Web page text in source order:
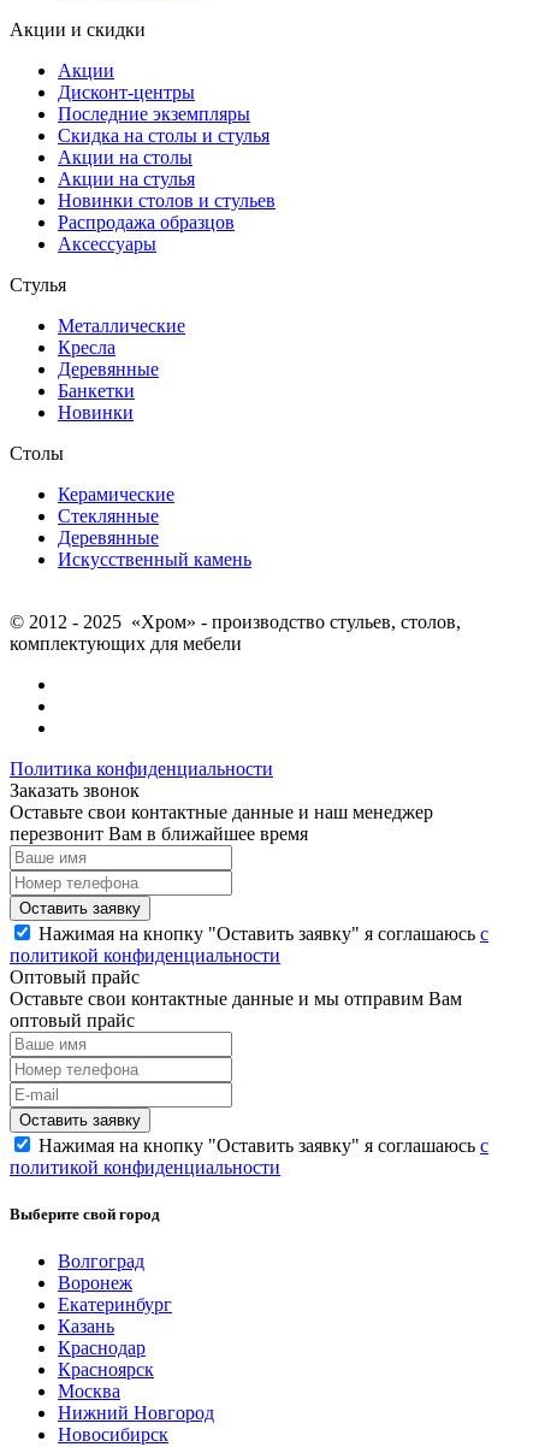
Акции и скидки
Акции
Дисконт-центры
Последние экземпляры
Скидка на столы и стулья
Акции на столы
Акции на стулья
Новинки столов и стульев
Распродажа образцов
Аксессуары
Стулья
Металлические
Кресла
Деревянные
Банкетки
Новинки
Столы
Керамические
Стеклянные
Деревянные
Искусственный камень
© 2012 - 2025 «Хром» - производство стульев, столов,
комплектующих для мебели
Политика конфиденциальности
Заказать звонок
Оставьте свои контактные данные и наш менеджер
перезвонит Вам в ближайшее время
Нажимая на кнопку "Оставить заявку" я соглашаюсь с
политикой конфиденциальности
Оптовый прайс
Оставьте свои контактные данные и мы отправим Вам
оптовый прайс
Нажимая на кнопку "Оставить заявку" я соглашаюсь с
политикой конфиденциальности
Выберите свой город
Волгоград
Воронеж
Екатеринбург
Казань
Краснодар
Красноярск
Москва
Нижний Новгород
Новосибирск